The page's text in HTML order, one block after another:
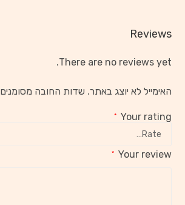
Reviews
There are no reviews yet.
האימייל לא יוצג באתר. שדות החובה מסומנים
Your rating
*
Your review
*